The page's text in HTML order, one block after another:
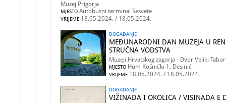
Muzej Prigorja
MJESTO Autobusni terminal Sesvete
VRIJEME 18.05.2024. / 18.05.2024.
DOGADANJE
MEĐUNARODNI DAN MUZEJA U
STRUČNA VODSTVA
Muzeji Hrvatskog zagorja - Dvor Veliki Tabor
MJESTO Hum Košnički 1, Desinić
VRIJEME 18.05.2024. / 18.05.2024.
DOGADANJE
VIŽINADA I OKOLICA / VISINADA E